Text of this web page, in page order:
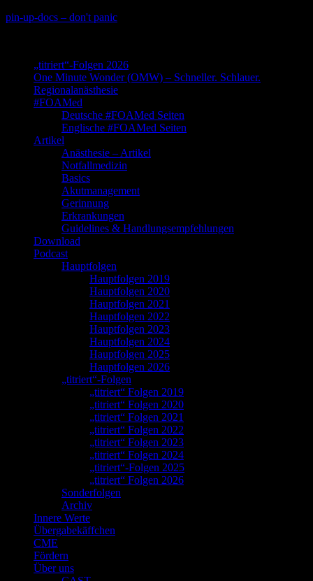
Skip
pin-up-docs – don't panic
„titriert“-Folgen 2026
One Minute Wonder (OMW) – Schneller. Schlauer.
Regionalanästhesie
#FOAMed
Deutsche #FOAMed Seiten
Englische #FOAMed Seiten
Artikel
Anästhesie – Artikel
Notfallmedizin
Basics
Akutmanagement
Gerinnung
Erkrankungen
Guidelines & Handlungsempfehlungen
Download
Podcast
Hauptfolgen
Hauptfolgen 2019
Hauptfolgen 2020
Hauptfolgen 2021
Hauptfolgen 2022
Hauptfolgen 2023
Hauptfolgen 2024
Hauptfolgen 2025
Hauptfolgen 2026
„titriert“-Folgen
„titriert“ Folgen 2019
„titriert“ Folgen 2020
„titriert“ Folgen 2021
„titriert“ Folgen 2022
„titriert“ Folgen 2023
„titriert“ Folgen 2024
„titriert“-Folgen 2025
„titriert“ Folgen 2026
Sonderfolgen
Archiv
Innere Werte
Übergabekäffchen
CME
Fördern
Über uns